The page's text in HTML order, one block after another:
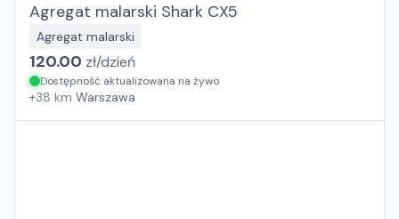
Agregat malarski Shark CX5
Agregat malarski
120.00 zł/dzień
Dostępność aktualizowana na żywo
+38 km Warszawa